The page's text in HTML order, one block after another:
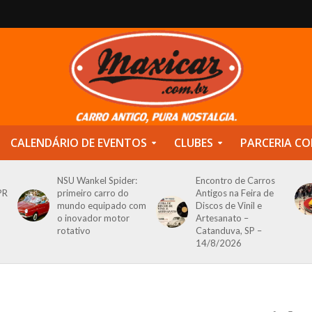
CALENDÁRIO DE EVENTOS CLUBES PARCERIA
NSU Wankel Spider:
primeiro carro do
mundo equipado com
o inovador motor
rotativo
Encontro de Carros
Antigos na Feira de
Discos de Vinil e
Artesanato –
Catanduva, SP –
14/8/2026